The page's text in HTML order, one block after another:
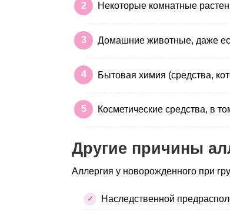
Некоторые комнатные
Домашние животные, даже
Бытовая химия (средства,
Косметические средства, в
Другие причины
Аллергия у новорожденного при
Наследственной